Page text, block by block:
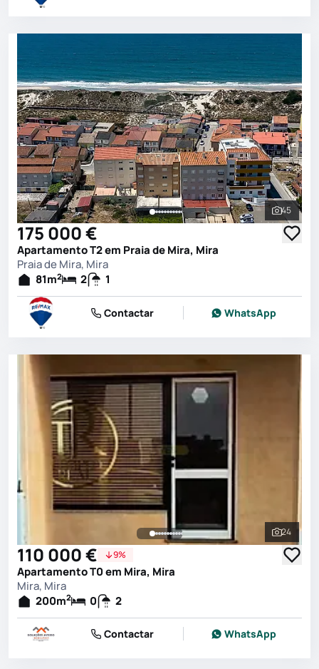
Ver
45
175 000 €
Apartamento T2 em Praia de Mira, Mira
Praia de Mira, Mira
81m2 2 1
Contactar WhatsApp
Ver
24
110 000 € 9%
Apartamento T0 em Mira, Mira
Mira, Mira
200m2 0 2
Contactar WhatsApp